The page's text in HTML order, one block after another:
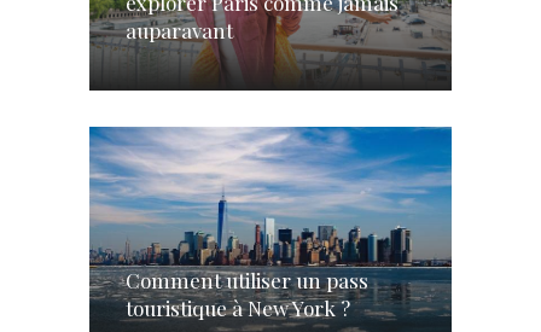
auparavant
Comment utiliser un pass
touristique à New York ?